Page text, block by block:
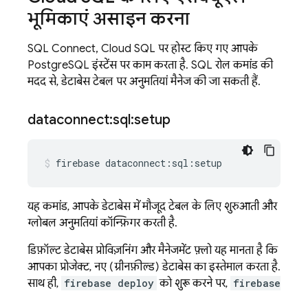
भूमिकाएं असाइन करना
SQL Connect, Cloud SQL पर होस्ट किए गए आपके
PostgreSQL इंस्टेंस पर काम करता है. SQL रोल कमांड की
मदद से, डेटाबेस टेबल पर अनुमतियां मैनेज की जा सकती हैं.
dataconnect:sql:setup
firebase dataconnect:sql:setup
यह कमांड, आपके डेटाबेस में मौजूद टेबल के लिए शुरुआती और
ग्लोबल अनुमतियां कॉन्फ़िगर करती है.
डिफ़ॉल्ट डेटाबेस प्रोविज़निंग और मैनेजमेंट फ़्लो यह मानता है कि
आपका प्रोजेक्ट, नए (ग्रीनफ़ील्ड) डेटाबेस का इस्तेमाल करता है.
साथ ही, firebase deploy को शुरू करने पर, firebase